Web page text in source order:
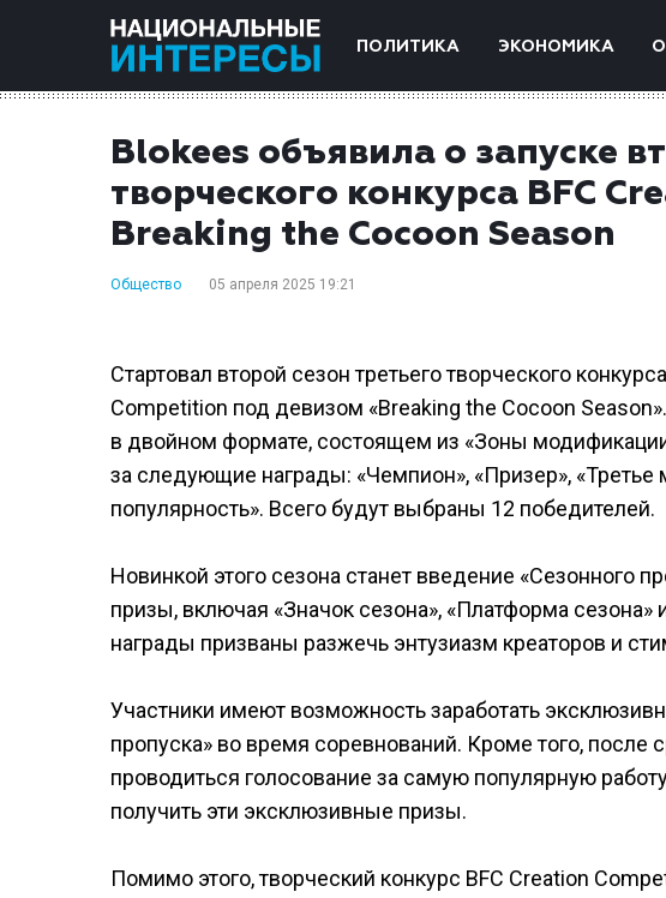
ПОЛИТИКА ЭКОНОМИКА
Blokees объявила о запуске
творческого конкурса BFC
Breaking the Cocoon Season
Общество 05 апреля 2025 19:21
Стартовал второй сезон третьего творческого
Competition под девизом «Breaking the Cocoon
в двойном формате, состоящем из «Зоны
за следующие награды: «Чемпион», «Призер», «Третье
популярность». Всего будут выбраны 12 победителей.
Новинкой этого сезона станет введение «Сезонного
призы, включая «Значок сезона», «Платформа
награды призваны разжечь энтузиазм креаторов и
Участники имеют возможность заработать
пропуска» во время соревнований. Кроме того, после
проводиться голосование за самую популярную
получить эти эксклюзивные призы.
Помимо этого, творческий конкурс BFC Creation